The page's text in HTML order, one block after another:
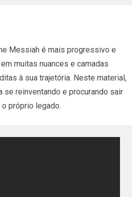
Messiah é mais progressivo e
muitas nuances e camadas
à sua trajetória. Neste material,
se reinventando e procurando sair
próprio legado.